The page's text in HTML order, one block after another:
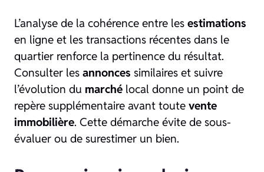
L’analyse de la cohérence entre les estimations
en ligne et les transactions récentes dans le
quartier renforce la pertinence du résultat.
Consulter les annonces similaires et suivre
l’évolution du marché local donne un point de
repère supplémentaire avant toute vente
immobilière. Cette démarche évite de sous-
évaluer ou de surestimer un bien.